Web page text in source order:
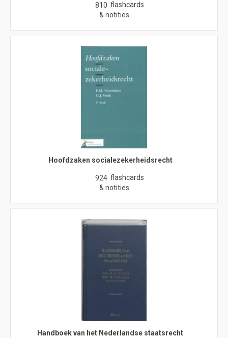
810 flashcards
& notities
Hoofdzaken socialezekerheidsrecht
924 flashcards
& notities
Handboek van het Nederlandse staatsrecht